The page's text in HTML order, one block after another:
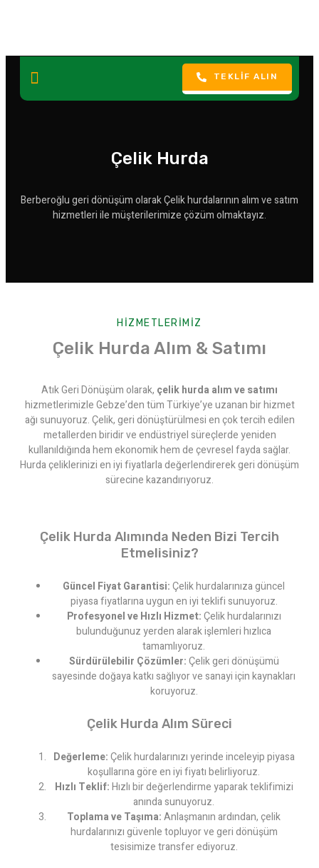
TEKLIF ALIN
Çelik Hurda
Berberoğlu geri dönüşüm olarak Çelik hurdalarının alım ve satım
hizmetleri ile müşterilerimize çözüm olmaktayız.
HIZMETLERIMIZ
Çelik Hurda Alım & Satımı
Atık Geri Dönüşüm olarak, çelik hurda alım ve satımı
hizmetlerimizle Gebze’den tüm Türkiye’ye uzanan bir hizmet
ağı sunuyoruz. Çelik, geri dönüştürülmesi en çok tercih edilen
metallerden biridir ve endüstriyel süreçlerde yeniden
kullanıldığında hem ekonomik hem de çevresel fayda sağlar.
Hurda çeliklerinizi en iyi fiyatlarla değerlendirerek geri dönüşüm
sürecine kazandırıyoruz.
Çelik Hurda Alımında Neden Bizi Tercih
Etmelisiniz?
Güncel Fiyat Garantisi:Çelik hurdalarınıza güncel
piyasa fiyatlarına uygun en iyi teklifi sunuyoruz.
Profesyonel ve Hızlı Hizmet:Çelik hurdalarınızı
bulunduğunuz yerden alarak işlemleri hızlıca
tamamlıyoruz.
Sürdürülebilir Çözümler:Çelik geri dönüşümü
sayesinde doğaya katkı sağlıyor ve sanayi için kaynakları
koruyoruz.
Çelik Hurda Alım Süreci
Değerleme:Çelik hurdalarınızı yerinde inceleyip piyasa
koşullarına göre en iyi fiyatı belirliyoruz.
Hızlı Teklif:Hızlı bir değerlendirme yaparak teklifimizi
anında sunuyoruz.
Toplama ve Taşıma:Anlaşmanın ardından, çelik
hurdalarınızı güvenle topluyor ve geri dönüşüm
tesisimize transfer ediyoruz.